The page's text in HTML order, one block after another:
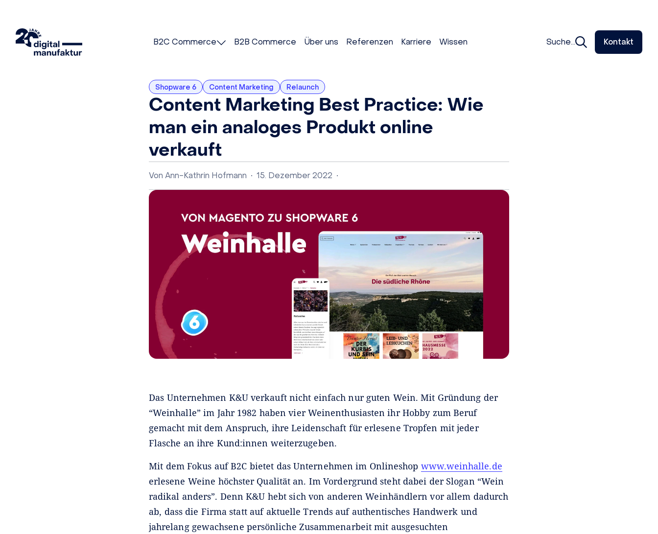
B2C Commerce B2B Commerce Über uns Referenzen Karriere Wissen Suche... Kontakt
Shopware 6 Content Marketing Relaunch
Content Marketing Best Practice: Wie
man ein analoges Produkt online
verkauft
Von Ann-Kathrin Hofmann • 15. Dezember 2022 •
Das Unternehmen K&U verkauft nicht einfach nur guten Wein. Mit Gründung der
“Weinhalle” im Jahr 1982 haben vier Weinenthusiasten ihr Hobby zum Beruf
gemacht mit dem Anspruch, ihre Leidenschaft für erlesene Tropfen mit jeder
Flasche an ihre Kund:innen weiterzugeben.
Mit dem Fokus auf B2C bietet das Unternehmen im Onlineshop www.weinhalle.de
erlesene Weine höchster Qualität an. Im Vordergrund steht dabei der Slogan “Wein
radikal anders”. Denn K&U hebt sich von anderen Weinhändlern vor allem dadurch
ab, dass die Firma statt auf aktuelle Trends auf authentisches Handwerk und
jahrelang gewachsene persönliche Zusammenarbeit mit ausgesuchten